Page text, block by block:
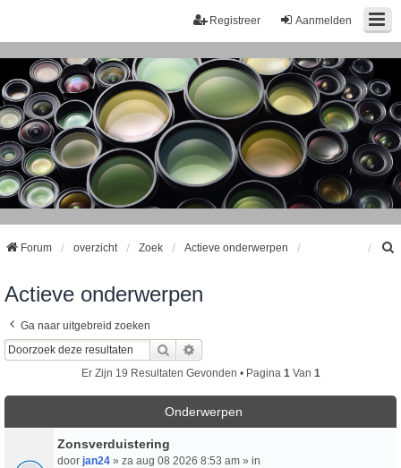
Aanmelden
Registreer
Forum overzicht Zoek Actieve onderwerpen
Actieve onderwerpen
Ga naar uitgebreid zoeken
Zoek
Er Zijn 19 Resultaten Gevonden • Pagina 1 Van 1
Onderwerpen
Zonsverduistering
door jan24 » za aug 08 2026 8:53 am » in